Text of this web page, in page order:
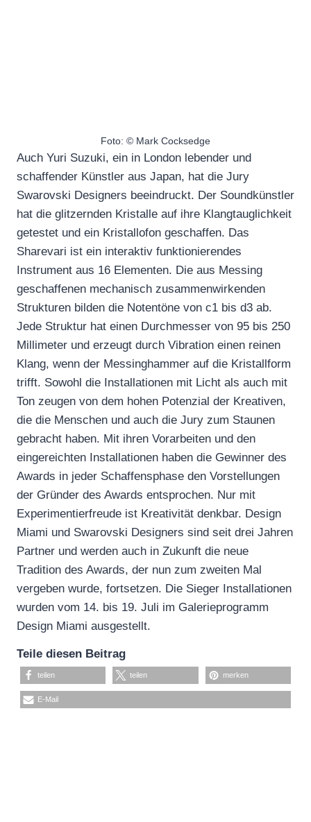
Foto: © Mark Cocksedge
Auch Yuri Suzuki, ein in London lebender und
schaffender Künstler aus Japan, hat die Jury
Swarovski Designers beeindruckt. Der Soundkünstler
hat die glitzernden Kristalle auf ihre Klangtauglichkeit
getestet und ein Kristallofon geschaffen. Das
Sharevari ist ein interaktiv funktionierendes
Instrument aus 16 Elementen. Die aus Messing
geschaffenen mechanisch zusammenwirkenden
Strukturen bilden die Notentöne von c1 bis d3 ab.
Jede Struktur hat einen Durchmesser von 95 bis 250
Millimeter und erzeugt durch Vibration einen reinen
Klang, wenn der Messinghammer auf die Kristallform
trifft. Sowohl die Installationen mit Licht als auch mit
Ton zeugen von dem hohen Potenzial der Kreativen,
die die Menschen und auch die Jury zum Staunen
gebracht haben. Mit ihren Vorarbeiten und den
eingereichten Installationen haben die Gewinner des
Awards in jeder Schaffensphase den Vorstellungen
der Gründer des Awards entsprochen. Nur mit
Experimentierfreude ist Kreativität denkbar. Design
Miami und Swarovski Designers sind seit drei Jahren
Partner und werden auch in Zukunft die neue
Tradition des Awards, der nun zum zweiten Mal
vergeben wurde, fortsetzen. Die Sieger Installationen
wurden vom 14. bis 19. Juli im Galerieprogramm
Design Miami ausgestellt.
Teile diesen Beitrag
teilen teilen merken
E-Mail